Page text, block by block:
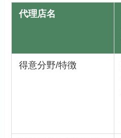
代理店名
得意分野/特徴